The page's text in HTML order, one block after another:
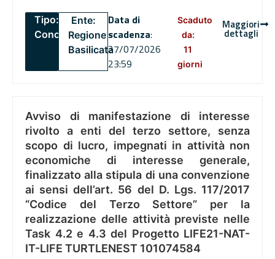
Tipo:
Concorsi
Ente:
Regione
Basilicata
Data di
scadenza:
27/07/2026
23:59
Scaduto
da:
11
giorni
Maggiori
dettagli
Avviso di manifestazione di interesse
rivolto a enti del terzo settore, senza
scopo di lucro, impegnati in attività non
economiche di interesse generale,
finalizzato alla stipula di una convenzione
ai sensi dell’art. 56 del D. Lgs. 117/2017
“Codice del Terzo Settore” per la
realizzazione delle attività previste nelle
Task 4.2 e 4.3 del Progetto LIFE21-NAT-
IT-LIFE TURTLENEST 101074584